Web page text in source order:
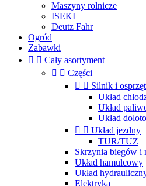
Maszyny rolnicze
ISEKI
Deutz Fahr
Ogród
Zabawki
  Cały asortyment
  Części
  Silnik i osprzęt
Układ
Układ
Układ
  Układ jezdny
TUR/TUZ
Skrzynia biegów i
Układ hamulcowy
Układ
Elektryka